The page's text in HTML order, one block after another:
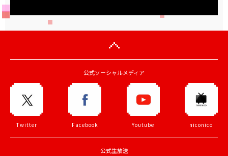
公式ソーシャルメディア
Twitter Facebook Youtube niconico
公式生放送